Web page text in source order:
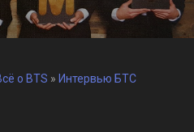
о BTS » Интервью БТС